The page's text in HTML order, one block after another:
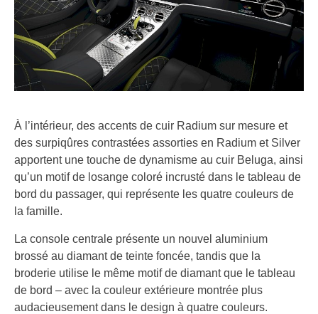
À l’intérieur, des accents de cuir Radium sur mesure et
des surpiqûres contrastées assorties en Radium et Silver
apportent une touche de dynamisme au cuir Beluga, ainsi
qu’un motif de losange coloré incrusté dans le tableau de
bord du passager, qui représente les quatre couleurs de
la famille.
La console centrale présente un nouvel aluminium
brossé au diamant de teinte foncée, tandis que la
broderie utilise le même motif de diamant que le tableau
de bord – avec la couleur extérieure montrée plus
audacieusement dans le design à quatre couleurs.